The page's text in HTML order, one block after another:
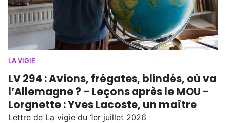
LA VIGIE
LV 294 : Avions, frégates, blindés, où va
l’Allemagne ? – Leçons après le MOU -
Lorgnette : Yves Lacoste, un maître
Lettre de La vigie du 1er juillet 2026